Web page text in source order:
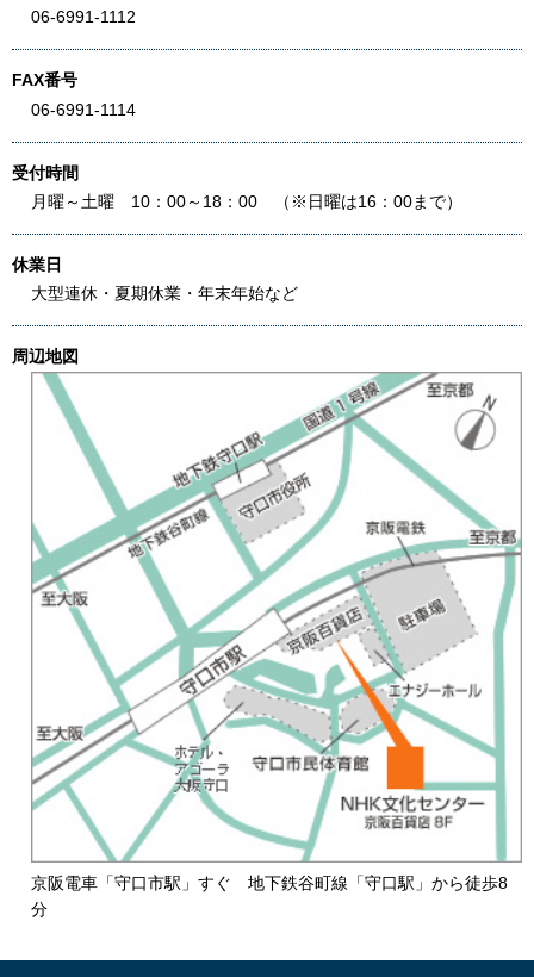
06-6991-1112
FAX番号
06-6991-1114
受付時間
月曜～土曜 10：00～18：00 （※日曜は16：00まで）
休業日
大型連休・夏期休業・年末年始など
周辺地図
京阪電車「守口市駅」すぐ 地下鉄谷町線「守口駅」から徒歩8
分